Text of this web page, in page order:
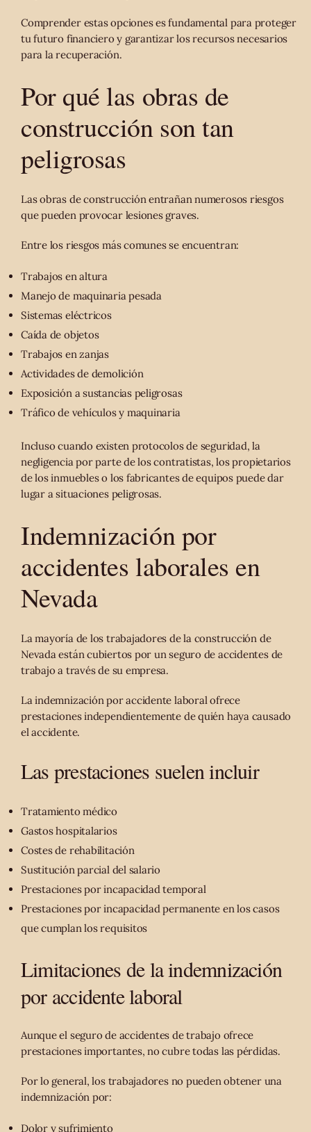
Comprender estas opciones es fundamental para proteger
tu futuro financiero y garantizar los recursos necesarios
para la recuperación.
Por qué las obras de
construcción son tan
peligrosas
Las obras de construcción entrañan numerosos riesgos
que pueden provocar lesiones graves.
Entre los riesgos más comunes se encuentran:
Trabajos en altura
Manejo de maquinaria pesada
Sistemas eléctricos
Caída de objetos
Trabajos en zanjas
Actividades de demolición
Exposición a sustancias peligrosas
Tráfico de vehículos y maquinaria
Incluso cuando existen protocolos de seguridad, la
negligencia por parte de los contratistas, los propietarios
de los inmuebles o los fabricantes de equipos puede dar
lugar a situaciones peligrosas.
Indemnización por
accidentes laborales en
Nevada
La mayoría de los trabajadores de la construcción de
Nevada están cubiertos por un seguro de accidentes de
trabajo a través de su empresa.
La indemnización por accidente laboral ofrece
prestaciones independientemente de quién haya causado
el accidente.
Las prestaciones suelen incluir
Tratamiento médico
Gastos hospitalarios
Costes de rehabilitación
Sustitución parcial del salario
Prestaciones por incapacidad temporal
Prestaciones por incapacidad permanente en los casos
que cumplan los requisitos
Limitaciones de la indemnización
por accidente laboral
Aunque el seguro de accidentes de trabajo ofrece
prestaciones importantes, no cubre todas las pérdidas.
Por lo general, los trabajadores no pueden obtener una
indemnización por:
Dolor y sufrimiento